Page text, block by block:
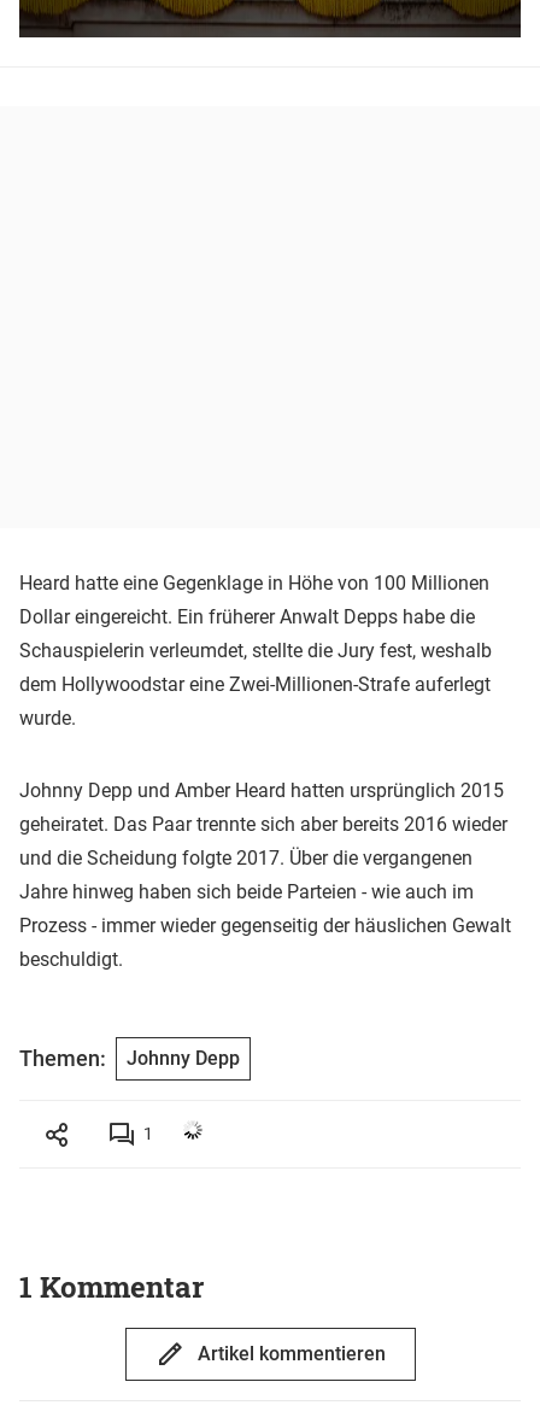
Heard hatte eine Gegenklage in Höhe von 100 Millionen
Dollar eingereicht. Ein früherer Anwalt Depps habe die
Schauspielerin verleumdet, stellte die Jury fest, weshalb
dem Hollywoodstar eine Zwei-Millionen-Strafe auferlegt
wurde.
Johnny Depp und Amber Heard hatten ursprünglich 2015
geheiratet. Das Paar trennte sich aber bereits 2016 wieder
und die Scheidung folgte 2017. Über die vergangenen
Jahre hinweg haben sich beide Parteien - wie auch im
Prozess - immer wieder gegenseitig der häuslichen Gewalt
beschuldigt.
Themen: Johnny Depp
1
1 Kommentar
Artikel kommentieren